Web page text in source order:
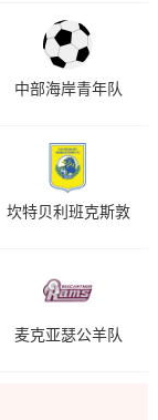
中部海岸青年队
坎特贝利班克斯敦
麦克亚瑟公羊队